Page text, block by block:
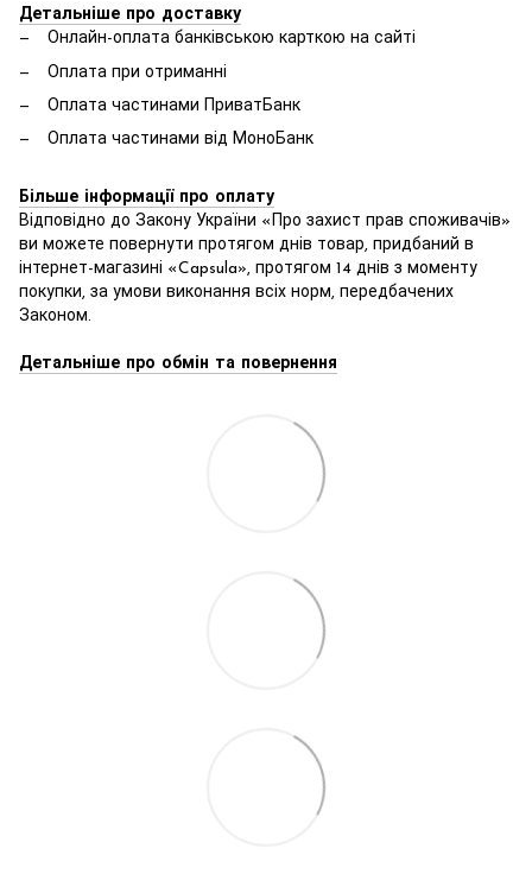
Детальніше про доставку
Онлайн-оплата банківською карткою на сайті
Оплата при отриманні
Оплата частинами ПриватБанк
Оплата частинами від МоноБанк
Більше інформації про оплату
Відповідно до Закону України «Про захист прав споживачів»
ви можете повернути протягом днів товар, придбаний в
інтернет-магазині «Capsula», протягом 14 днів з моменту
покупки, за умови виконання всіх норм, передбачених
Законом.
Детальніше про обмін та повернення